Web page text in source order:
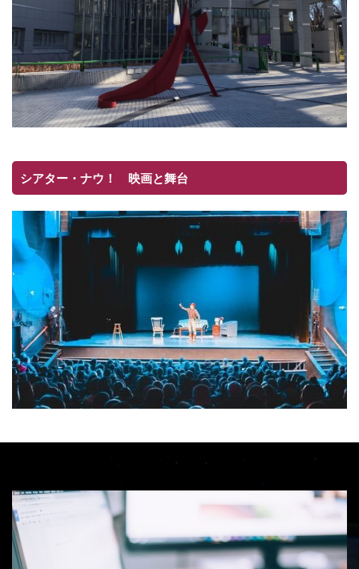
シアター・ナウ！ 映画と舞台